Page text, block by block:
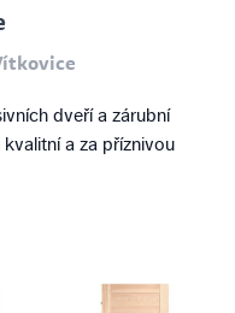
dveří a zárubní
a za příznivou